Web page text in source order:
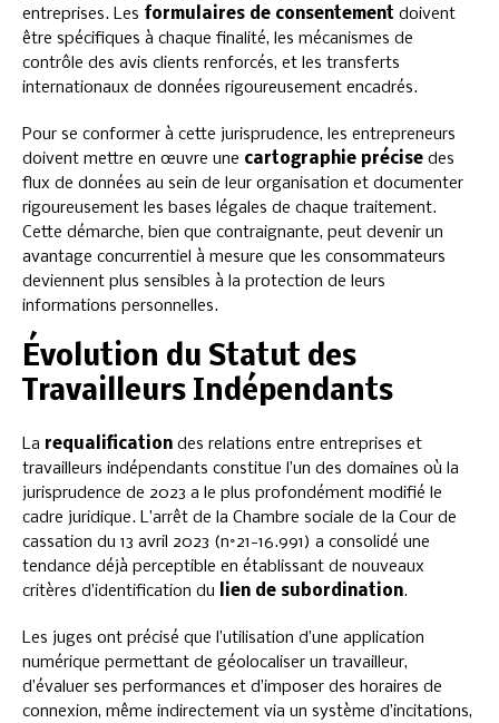
entreprises. Les formulaires de consentement doivent
être spécifiques à chaque finalité, les mécanismes de
contrôle des avis clients renforcés, et les transferts
internationaux de données rigoureusement encadrés.
Pour se conformer à cette jurisprudence, les entrepreneurs
doivent mettre en œuvre une cartographie précise des
flux de données au sein de leur organisation et documenter
rigoureusement les bases légales de chaque traitement.
Cette démarche, bien que contraignante, peut devenir un
avantage concurrentiel à mesure que les consommateurs
deviennent plus sensibles à la protection de leurs
informations personnelles.
Évolution du Statut des
Travailleurs Indépendants
La requalification des relations entre entreprises et
travailleurs indépendants constitue l’un des domaines où la
jurisprudence de 2023 a le plus profondément modifié le
cadre juridique. L’arrêt de la Chambre sociale de la Cour de
cassation du 13 avril 2023 (n°21-16.991) a consolidé une
tendance déjà perceptible en établissant de nouveaux
critères d’identification du lien de subordination.
Les juges ont précisé que l’utilisation d’une application
numérique permettant de géolocaliser un travailleur,
d’évaluer ses performances et d’imposer des horaires de
connexion, même indirectement via un système d’incitations,